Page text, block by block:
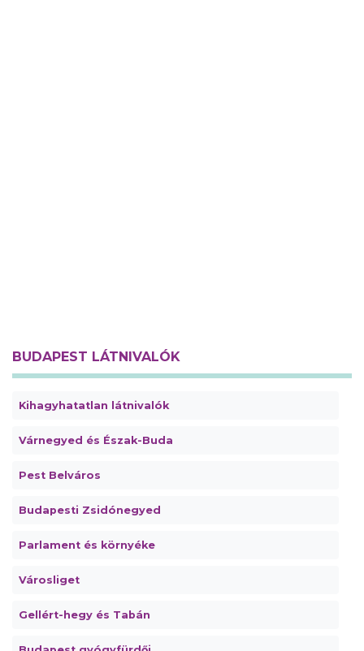
BUDAPEST LÁTNIVALÓK
Kihagyhatatlan látnivalók
Várnegyed és Észak-Buda
Pest Belváros
Budapesti Zsidónegyed
Parlament és környéke
Városliget
Gellért-hegy és Tabán